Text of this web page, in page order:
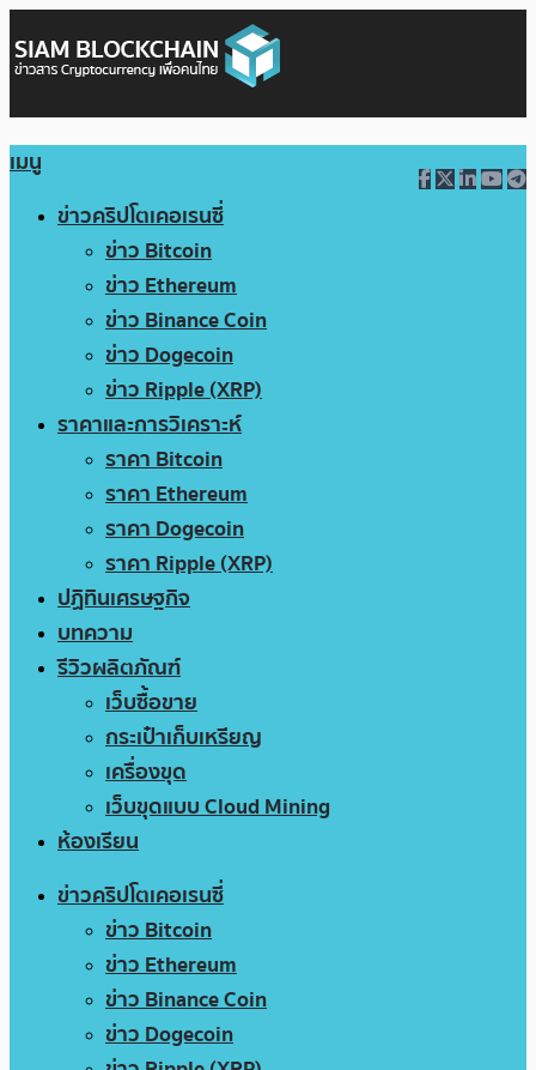
เมนู
ข่าวคริปโตเคอเรนซี่
ข่าว Bitcoin
ข่าว Ethereum
ข่าว Binance Coin
ข่าว Dogecoin
ข่าว Ripple (XRP)
ราคาและการวิเคราะห์
ราคา Bitcoin
ราคา Ethereum
ราคา Dogecoin
ราคา Ripple (XRP)
ปฏิทินเศรษฐกิจ
บทความ
รีวิวผลิตภัณฑ์
เว็บซื้อขาย
กระเป๋าเก็บเหรียญ
เครื่องขุด
เว็บขุดแบบ Cloud Mining
ห้องเรียน
ข่าวคริปโตเคอเรนซี่
ข่าว Bitcoin
ข่าว Ethereum
ข่าว Binance Coin
ข่าว Dogecoin